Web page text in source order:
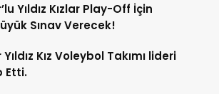
Yıldız Kızlar Play-Off İçin
Sınav Verecek!
Kız Voleybol Takımı lideri
Etti.